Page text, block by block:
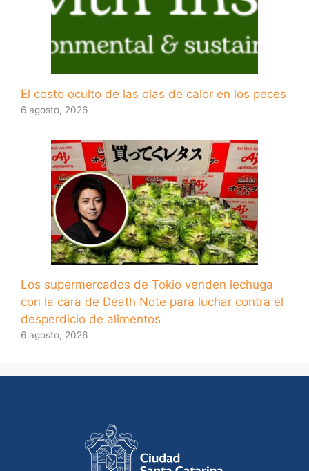
El costo oculto de las olas de calor en los peces
6 agosto, 2026
Los supermercados de Tokio venden lechuga
con la cara de Death Note para luchar contra el
desperdicio de alimentos
6 agosto, 2026